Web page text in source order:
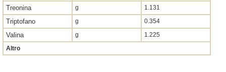
Treonina g 1.131
Triptofano g 0.354
Valina g
1.225
Altro